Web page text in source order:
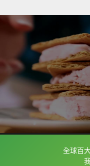
全球百
框選或點兩